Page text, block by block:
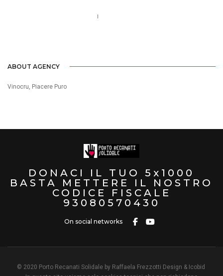
ABOUT AGENCY
Vinocru, Piacere Puro
DONACI IL TUO 5x1000
BASTA METTERE IL NOSTRO
CODICE FISCALE
93080570430
On social networks
© 2020 Porto Recanati Solidale by Raffaela Frezzotti Design & Icobid